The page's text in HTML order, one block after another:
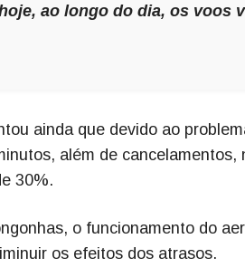
ao longo do dia, os voos
ainda que devido ao
além de
30%.
o funcionamento do
os efeitos dos atrasos.